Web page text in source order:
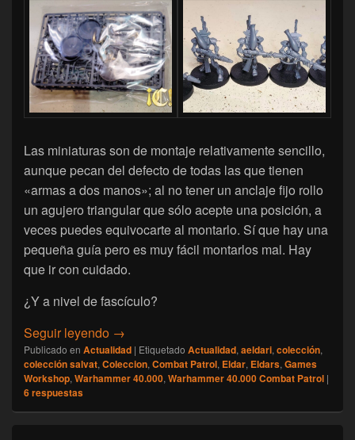
Las miniaturas son de montaje relativamente sencillo,
aunque pecan del defecto de todas las que tienen
«armas a dos manos»; al no tener un anclaje fijo rollo
un agujero triangular que sólo acepte una posición, a
veces puedes equivocarte al montarlo. Sí que hay una
pequeña guía pero es muy fácil montarlos mal. Hay
que ir con cuidado.
¿Y a nivel de fascículo?
Seguir leyendo [Warhammer 40.000 Combat Patrol]
→
Publicado en Actualidad | Etiquetado Actualidad,aeldari,colección,
colección salvat,Coleccion,Combat Patrol, Eldar, Eldars,Games
Workshop,Warhammer 40.000,Warhammer 40.000 Combat Patrol |
6respuestas